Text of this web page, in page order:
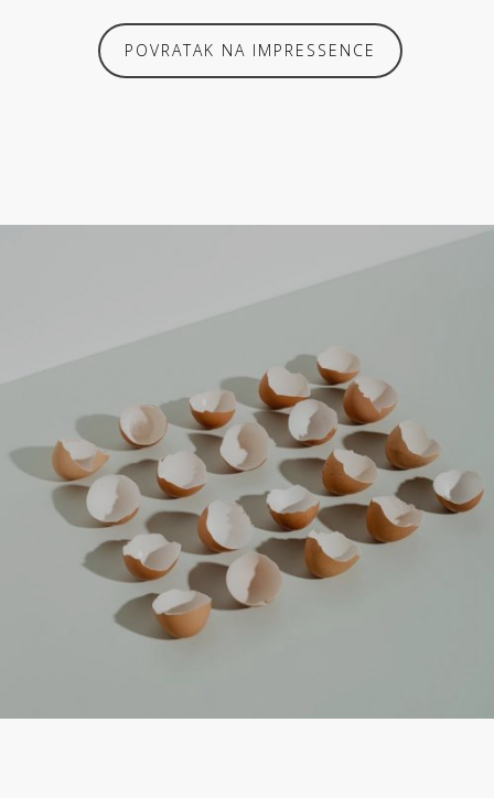
POVRATAK NA IMPRESSENCE